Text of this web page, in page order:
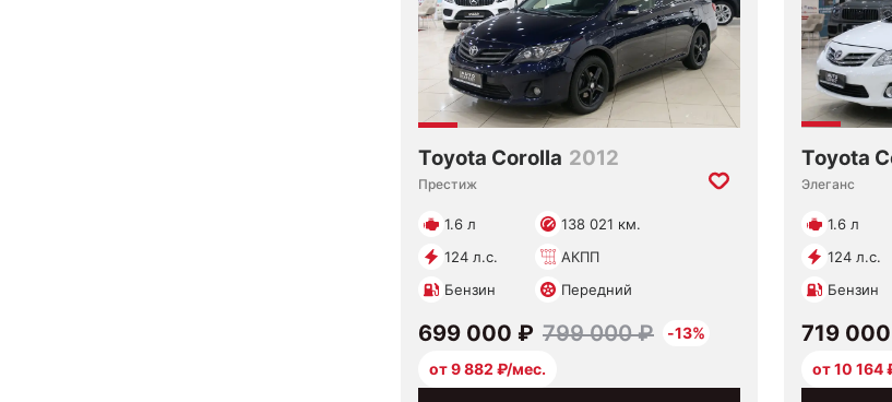
Toyota Corolla 2012
Престиж
1.6 л
138 021 км.
124 л.с.
АКПП
Бензин
Передний
699 000 ₽ 799 000 ₽
-13%
от 9 882 ₽/мес.
Toyota
Элеганс
1.6 л
124 л.с.
Бензин
719
от 10 164